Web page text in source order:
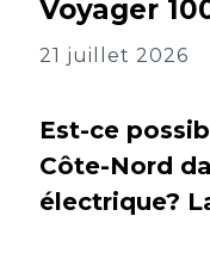
Voyager
21 juillet 2026
Est-ce
Côte-Nord
électrique?